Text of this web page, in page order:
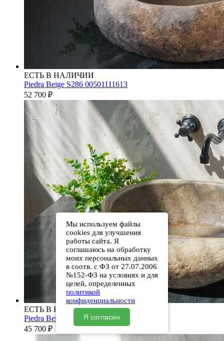
ЕСТЬ В НАЛИЧИИ
Piedra Beige S286 00501111613
52 700 ₽
ЕСТЬ В НАЛИЧИИ
Piedra Beige S287 00501111474
45 700 ₽
Мы используем файлы
cookies для улучшения
работы сайта. Я
соглашаюсь на обработку
моих персональных данных
в соотв. с ФЗ от 27.07.2006
№152-ФЗ на условиях и для
целей, определенных
политикой
конфиденциальности
Я согласен